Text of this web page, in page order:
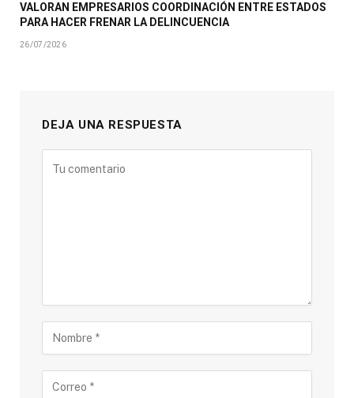
VALORAN EMPRESARIOS COORDINACIÓN ENTRE ESTADOS
PARA HACER FRENAR LA DELINCUENCIA
26/07/2026
DEJA UNA RESPUESTA